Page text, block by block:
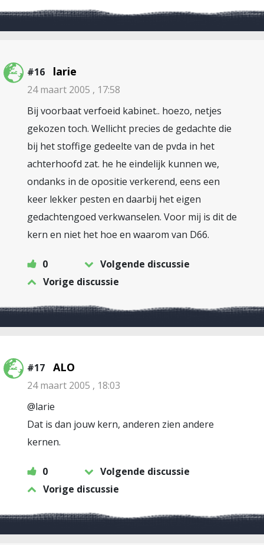
#16 larie
24 maart 2005 , 17:58
Bij voorbaat verfoeid kabinet.. hoezo, netjes
gekozen toch. Wellicht precies de gedachte die
bij het stoffige gedeelte van de pvda in het
achterhoofd zat. he he eindelijk kunnen we,
ondanks in de opositie verkerend, eens een
keer lekker pesten en daarbij het eigen
gedachtengoed verkwanselen. Voor mij is dit de
kern en niet het hoe en waarom van D66.
0
Volgende discussie
Vorige discussie
#17 ALO
24 maart 2005 , 18:03
@larie
Dat is dan jouw kern, anderen zien andere
kernen.
0
Volgende discussie
Vorige discussie